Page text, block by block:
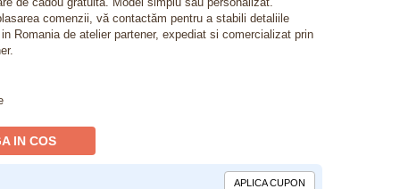
comenzii, vă contactăm pentru a stabili detaliile
Romania de atelier partener, expediat si comercializat prin
IN COS
APLICA CUPON